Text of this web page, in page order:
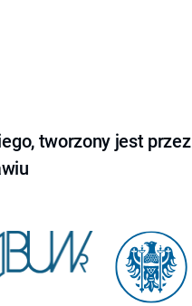
tworzony jest przez